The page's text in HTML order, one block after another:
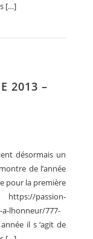
[…]
2013 –
désormais un
de l’année
pour la première
passion-
lhonneur/777-
il s ‘agit de